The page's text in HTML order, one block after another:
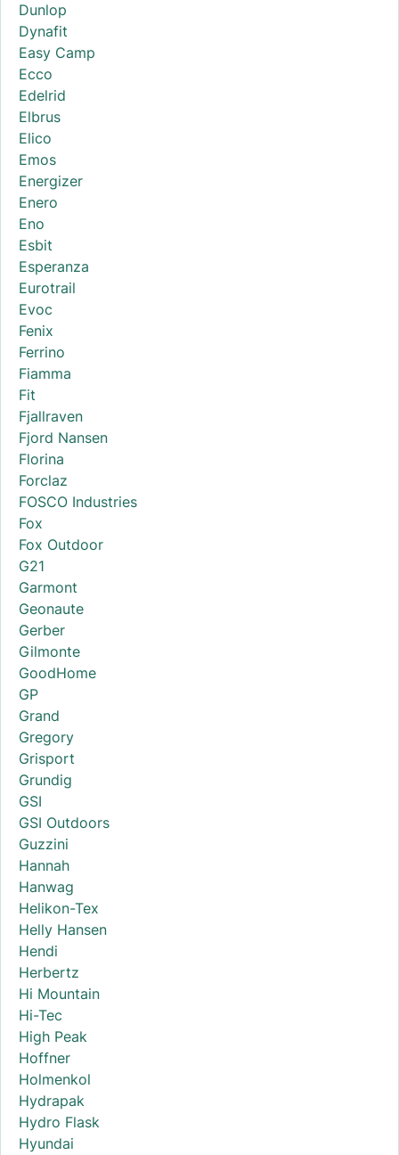
Dunlop
Dynafit
Easy Camp
Ecco
Edelrid
Elbrus
Elico
Emos
Energizer
Enero
Eno
Esbit
Esperanza
Eurotrail
Evoc
Fenix
Ferrino
Fiamma
Fit
Fjallraven
Fjord Nansen
Florina
Forclaz
FOSCO Industries
Fox
Fox Outdoor
G21
Garmont
Geonaute
Gerber
Gilmonte
GoodHome
GP
Grand
Gregory
Grisport
Grundig
GSI
GSI Outdoors
Guzzini
Hannah
Hanwag
Helikon-Tex
Helly Hansen
Hendi
Herbertz
Hi Mountain
Hi-Tec
High Peak
Hoffner
Holmenkol
Hydrapak
Hydro Flask
Hyundai